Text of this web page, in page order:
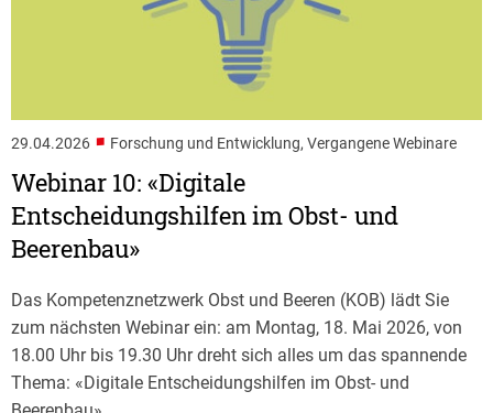
29.04.2026 ■ Forschung und Entwicklung, Vergangene Webinare
Webinar 10: «Digitale
Entscheidungshilfen im Obst- und
Beerenbau»
Das Kompetenznetzwerk Obst und Beeren (KOB) lädt Sie
zum nächsten Webinar ein: am Montag, 18. Mai 2026, von
18.00 Uhr bis 19.30 Uhr dreht sich alles um das spannende
Thema: «Digitale Entscheidungshilfen im Obst- und